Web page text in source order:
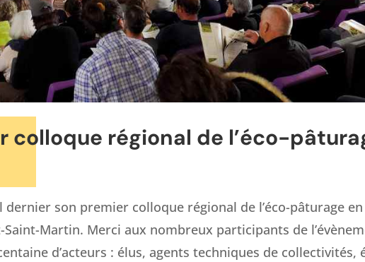
colloque régional de l’éco-
dernier son premier colloque régional de l’éco-pâturage en
Martin. Merci aux nombreux participants de
d’acteurs : élus, agents techniques de collectivités,